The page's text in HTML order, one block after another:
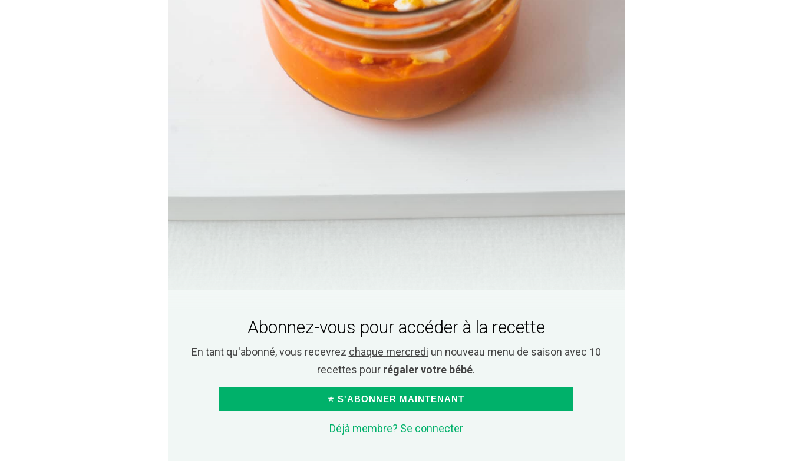
Abonnez-vous pour accéder à la recette
En tant qu'abonné, vous recevrez chaque mercredi un nouveau menu de saison avec 10
recettes pour régaler votre bébé.
⭐ S'ABONNER MAINTENANT
Déjà membre? Se connecter